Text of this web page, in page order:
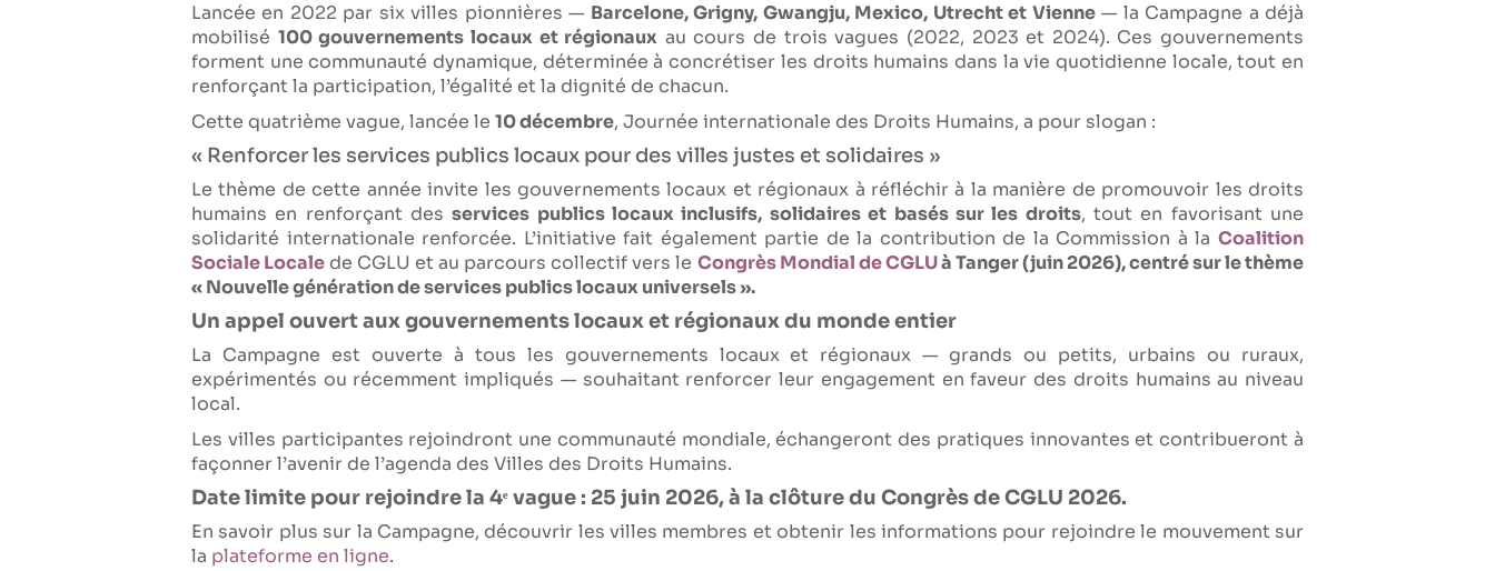
Lancée en 2022 par six villes pionnières — Barcelone, Grigny, Gwangju, Mexico, Utrecht et Vienne— la Campagne a déjà
mobilisé 100 gouvernements locaux et régionaux au cours de trois vagues (2022, 2023 et 2024). Ces gouvernements
forment une communauté dynamique, déterminée à concrétiser les droits humains dans la vie quotidienne locale, tout en
renforçant la participation, l’égalité et la dignité de chacun.
Cette quatrième vague, lancée le 10 décembre, Journée internationale des Droits Humains, a pour slogan :
« Renforcer les services publics locaux pour des villes justes et solidaires »
Le thème de cette année invite les gouvernements locaux et régionaux à réfléchir à la manière de promouvoir les droits
humains en renforçant desservices publics locaux inclusifs, solidaires et basés sur les droits, tout en favorisant une
solidarité internationale renforcée. L’initiative fait également partie de la contribution de la Commission à la Coalition
Sociale Localede CGLU et au parcours collectif vers le Congrès Mondial de CGLUà Tanger (juin 2026), centré sur le thème
« Nouvelle génération de services publics locaux universels ».
Un appel ouvert aux gouvernements locaux et régionaux du monde entier
La Campagne est ouverte à tous les gouvernements locaux et régionaux — grands ou petits, urbains ou ruraux,
expérimentés ou récemment impliqués — souhaitant renforcer leur engagement en faveur des droits humains au niveau
local.
Les villes participantes rejoindront une communauté mondiale, échangeront des pratiques innovantes et contribueront à
façonner l’avenir de l’agenda des Villes des Droits Humains.
Date limite pour rejoindre la 4ᵉ vague : 25 juin 2026, à la clôture du Congrès de CGLU 2026.
En savoir plus sur la Campagne, découvrir les villes membres et obtenir les informations pour rejoindre le mouvement sur
la plateforme en ligne.